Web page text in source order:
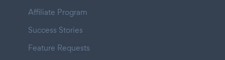
Affiliate Program
Success Stories
Feature Requests